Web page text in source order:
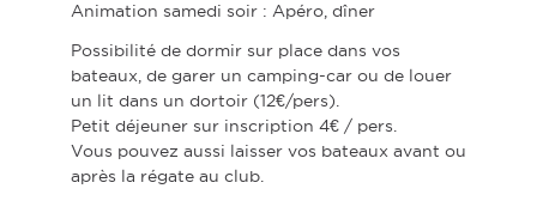
Animation samedi soir : Apéro, dîner
Possibilité de dormir sur place dans vos
bateaux, de garer un camping-car ou de louer
un lit dans un dortoir (12€/pers).
Petit déjeuner sur inscription 4€ / pers.
Vous pouvez aussi laisser vos bateaux avant ou
après la régate au club.